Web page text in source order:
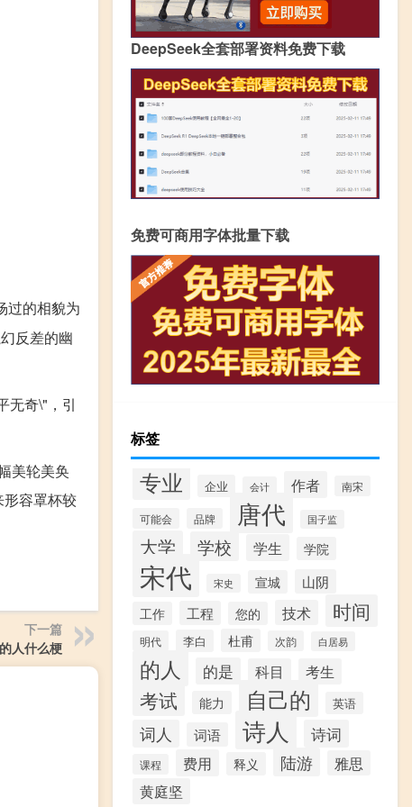
过的相貌为
反差的幽
无奇\"，引
美轮美奂
容罩杯较
下一篇
人什么梗
DeepSeek全套部署资料免费下载
免费可商用字体批量下载
标签
专业 企业 会计 作者 南宋
可能会 品牌 唐代 国子监
大学 学校 学生 学院
宋代 宋史 宣城 山阴
工作 工程 您的 技术 时间
明代 李白 杜甫 次韵 白居易
的人 的是 科目 考生
考试 能力 自己的 英语
词人 词语 诗人 诗词
课程 费用 释义 陆游 雅思
黄庭坚